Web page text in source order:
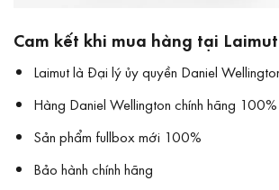
Cam kết khi mua hàng tại Laimut
Laimut là Đại lý ủy quyền Daniel
Hàng Daniel Wellington chính hãng 100%
Sản phẩm fullbox mới 100%
Bảo hành chính hãng